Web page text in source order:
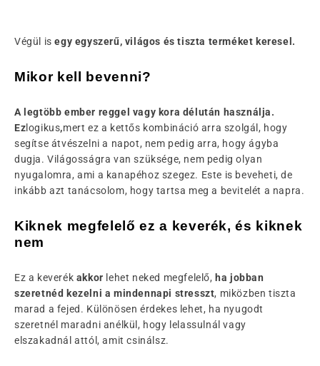
Végül isegy egyszerű, világos és tiszta terméket keresel.
Mikor kell bevenni?
A legtöbb ember reggel vagy kora délután használja.
Ez logikus,mert ez a kettős kombináció arra szolgál, hogy
segítse átvészelni a napot, nem pedig arra, hogy ágyba
dugja. Világosságra van szüksége, nem pedig olyan
nyugalomra, ami a kanapéhoz szegez. Este is beveheti, de
inkább azt tanácsolom, hogy tartsa meg a bevitelét a napra.
Kiknek megfelelő ez a keverék, és kiknek
nem
Ez a keverék akkor lehet neked megfelelő, ha jobban
szeretnéd kezelni a mindennapi stresszt, miközben tiszta
marad a fejed. Különösen érdekes lehet, ha nyugodt
szeretnél maradni anélkül, hogy lelassulnál vagy
elszakadnál attól, amit csinálsz.